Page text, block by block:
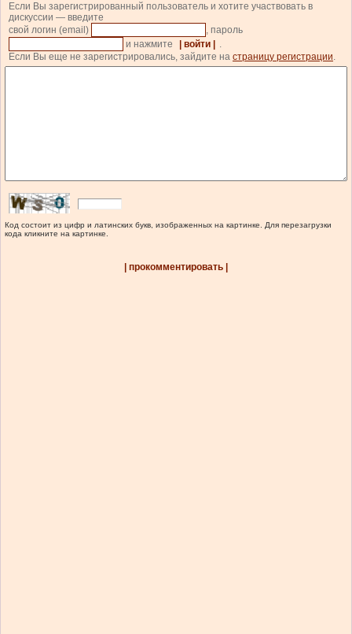
Если Вы зарегистрированный пользователь и хотите участвовать в
дискуссии — введите
свой логин (email)
, пароль
и нажмите
| войти |
.
Если Вы еще не зарегистрировались, зайдите на страницу регистрации.
Код состоит из цифр и латинских букв, изображенных на картинке. Для перезагрузки
кода кликните на картинке.
| прокомментировать |